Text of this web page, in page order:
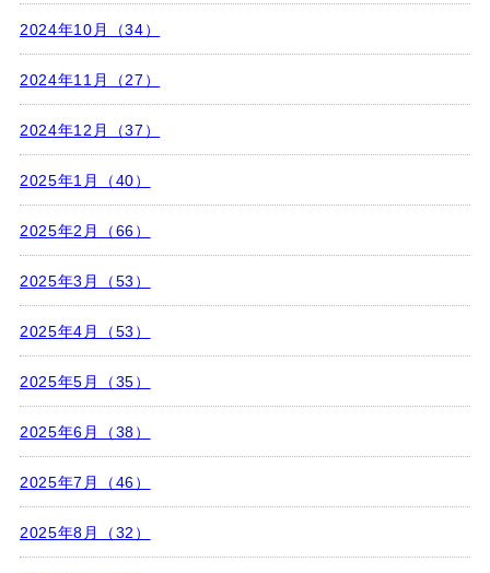
2024年10月（34）
2024年11月（27）
2024年12月（37）
2025年1月（40）
2025年2月（66）
2025年3月（53）
2025年4月（53）
2025年5月（35）
2025年6月（38）
2025年7月（46）
2025年8月（32）